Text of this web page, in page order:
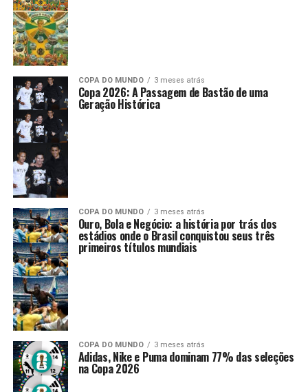
COPA DO MUNDO 3 meses atrás
Copa 2026: A Passagem de Bastão de uma
Geração Histórica
COPA DO MUNDO 3 meses atrás
Ouro, Bola e Negócio: a história por trás dos
estádios onde o Brasil conquistou seus três
primeiros títulos mundiais
COPA DO MUNDO 3 meses atrás
Adidas, Nike e Puma dominam 77% das seleções
na Copa 2026